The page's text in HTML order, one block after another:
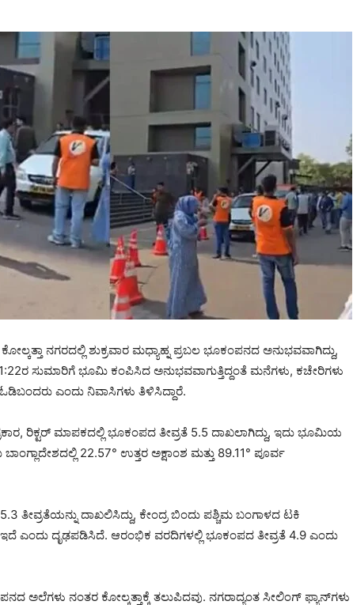
ಕೋಲ್ಕತ್ತಾ ನಗರದಲ್ಲಿ ಶುಕ್ರವಾರ ಮಧ್ಯಾಹ್ನ ಪ್ರಬಲ ಭೂಕಂಪನದ ಅನುಭವವಾಗಿದ್ದು,
ಸುಮಾರಿಗೆ ಭೂಮಿ ಕಂಪಿಸಿದ ಅನುಭವವಾಗುತ್ತಿದ್ದಂತೆ ಮನೆಗಳು, ಕಚೇರಿಗಳು
ಎಂದು ನಿವಾಸಿಗಳು ತಿಳಿಸಿದ್ದಾರೆ.
ರಿಕ್ಟರ್ ಮಾಪಕದಲ್ಲಿ ಭೂಕಂಪದ ತೀವ್ರತೆ 5.5 ದಾಖಲಾಗಿದ್ದು, ಇದು ಭೂಮಿಯ
22.57° ಉತ್ತರ ಅಕ್ಷಾಂಶ ಮತ್ತು 89.11° ಪೂರ್ವ
ದಾಖಲಿಸಿದ್ದು, ಕೇಂದ್ರ ಬಿಂದು ಪಶ್ಚಿಮ ಬಂಗಾಳದ ಟಕಿ
ಎಂದು ದೃಢಪಡಿಸಿದೆ. ಆರಂಭಿಕ ವರದಿಗಳಲ್ಲಿ ಭೂಕಂಪದ ತೀವ್ರತೆ 4.9 ಎಂದು
ಅಲೆಗಳು ನಂತರ ಕೋಲ್ಕತ್ತಾಕ್ಕೆ ತಲುಪಿದವು. ನಗರಾದ್ಯಂತ ಸೀಲಿಂಗ್ ಫ್ಯಾನ್‌ಗಳು